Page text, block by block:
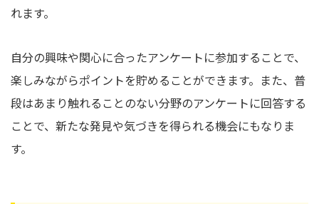
れます。
自分の興味や関心に合ったアンケートに参加することで、
楽しみながらポイントを貯めることができます。また、普
段はあまり触れることのない分野のアンケートに回答する
ことで、新たな発見や気づきを得られる機会にもなりま
す。